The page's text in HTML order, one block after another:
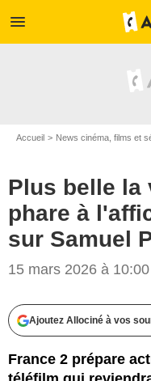
menu
Accueil News cinéma, films et
Plus belle la
phare à
sur Samuel
15 mars 2026 à 10:00
Ajoutez Allociné à vos
France 2 prépare